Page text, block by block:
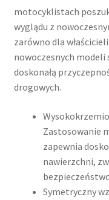
motocyklistach
wyglądu z
zarówno dla
nowoczesnych
doskonałą
drogowych.​
Zastosowanie
zapewnia
nawierzchni,
Symetryczny